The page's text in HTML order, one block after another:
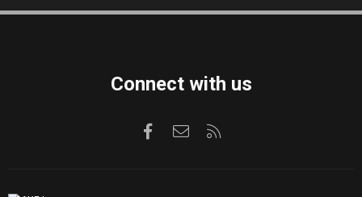
S
Connect with us
FacebookKontaktirajte nas